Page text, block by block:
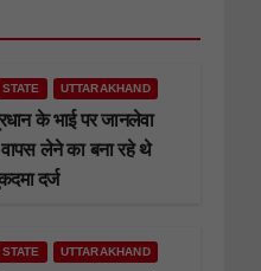
STATE UTTARAKHAND
के भाई पर जानलेवा
लेने का बना रहे थे
दर्ज
STATE UTTARAKHAND